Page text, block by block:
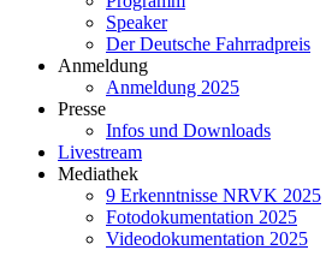
Speaker
Der Deutsche Fahrradpreis
Anmeldung
Anmeldung 2025
Presse
Infos und Downloads
Livestream
Mediathek
9 Erkenntnisse NRVK 2025
Fotodokumentation 2025
Videodokumentation 2025